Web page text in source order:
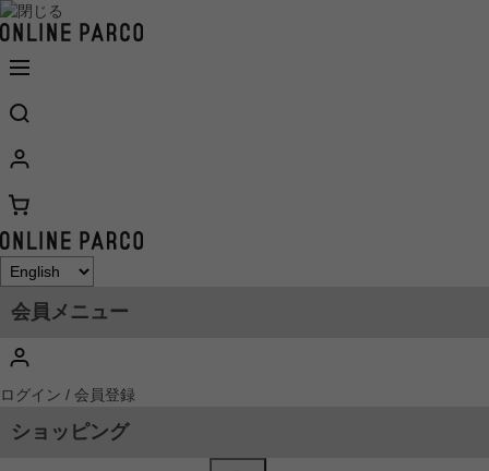
会員メニュー
ログイン / 会員登録
ショッピング